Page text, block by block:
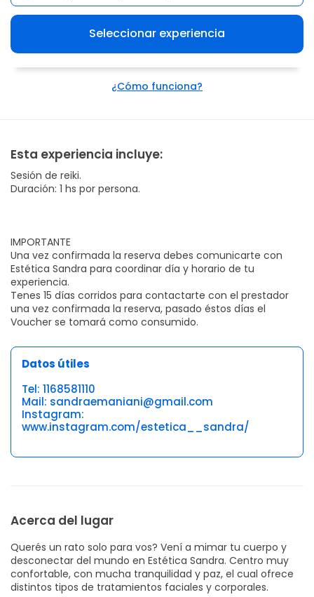
Seleccionar experiencia
¿Cómo funciona?
Esta experiencia incluye:
Sesión de reiki.
Duración: 1 hs por persona.
IMPORTANTE
Una vez confirmada la reserva debes comunicarte con
Estética Sandra para coordinar día y horario de tu
experiencia.
Tenes 15 días corridos para contactarte con el prestador
una vez confirmada la reserva, pasado éstos días el
Voucher se tomará como consumido.
Datos útiles
Tel: 1168581110
Mail: sandraemaniani@gmail.com
Instagram:
www.instagram.com/estetica__sandra/
Acerca del lugar
Querés un rato solo para vos? Vení a mimar tu cuerpo y
desconectar del mundo en Estética Sandra. Centro muy
confortable, con mucha tranquilidad y paz, el cual ofrece
distintos tipos de tratamientos faciales y corporales.